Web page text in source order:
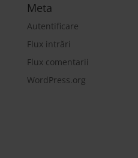
Meta
Autentificare
Flux intrări
Flux comentarii
WordPress.org